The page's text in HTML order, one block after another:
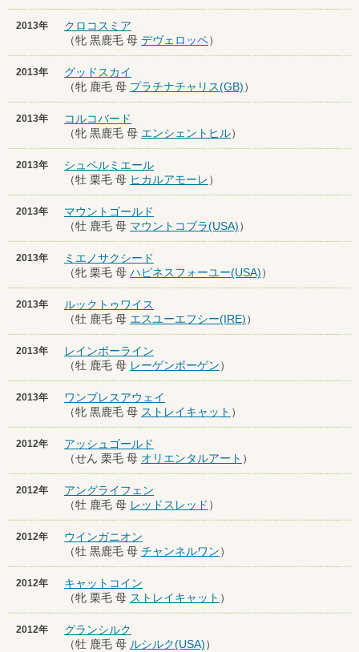
2013年
クロコスミア
（牝 黒鹿毛 母 デヴェロッペ）
2013年
グッドスカイ
（牝 鹿毛 母 プラチナチャリス(GB)）
2013年
コルコバード
（牝 黒鹿毛 母 エンシェントヒル）
2013年
シュペルミエール
（牡 栗毛 母 ヒカルアモーレ）
2013年
マウントゴールド
（牡 鹿毛 母 マウントコブラ(USA)）
2013年
ミエノサクシード
（牝 栗毛 母 ハピネスフォーユー(USA)）
2013年
ルックトゥワイス
（牡 鹿毛 母 エスユーエフシー(IRE)）
2013年
レインボーライン
（牡 鹿毛 母 レーゲンボーゲン）
2013年
ワンブレスアウェイ
（牝 黒鹿毛 母 ストレイキャット ）
2012年
アッシュゴールド
（せん 栗毛 母 オリエンタルアート ）
2012年
アングライフェン
（牡 鹿毛 母 レッドスレッド ）
2012年
ウインガニオン
（牡 黒鹿毛 母 チャンネルワン）
2012年
キャットコイン
（牝 栗毛 母 ストレイキャット ）
2012年
グランシルク
（牡 鹿毛 母 ルシルク(USA)）